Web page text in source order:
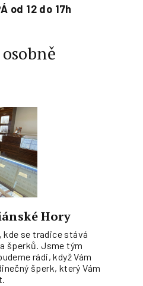
od 12 do 17h
Hory
kde se tradice stává
šperků. Jsme tým
rádi, když Vám
šperk, který Vám